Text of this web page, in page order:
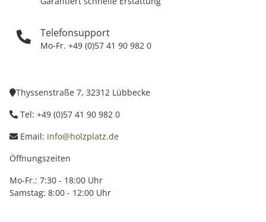
Telefonsupport
Mo-Fr. +49 (0)57 41 90 982 0
Thyssenstraße 7, 32312 Lübbecke
Tel: +49 (0)57 41 90 982 0
Email: info@holzplatz.de
Öffnungszeiten
Mo-Fr.: 7:30 - 18:00 Uhr
Samstag: 8:00 - 12:00 Uhr